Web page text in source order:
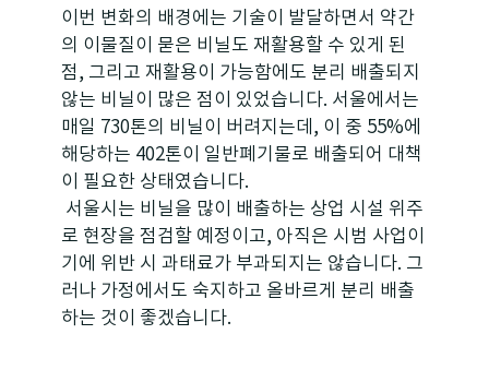
이번 변화의 배경에는 기술이 발달하면서 약간
의 이물질이 묻은 비닐도 재활용할 수 있게 된
점, 그리고 재활용이 가능함에도 분리 배출되지
않는 비닐이 많은 점이 있었습니다. 서울에서는
매일 730톤의 비닐이 버려지는데, 이 중 55%에
해당하는 402톤이 일반폐기물로 배출되어 대책
이 필요한 상태였습니다.
서울시는 비닐을 많이 배출하는 상업 시설 위주
로 현장을 점검할 예정이고, 아직은 시범 사업이
기에 위반 시 과태료가 부과되지는 않습니다. 그
러나 가정에서도 숙지하고 올바르게 분리 배출
하는 것이 좋겠습니다.